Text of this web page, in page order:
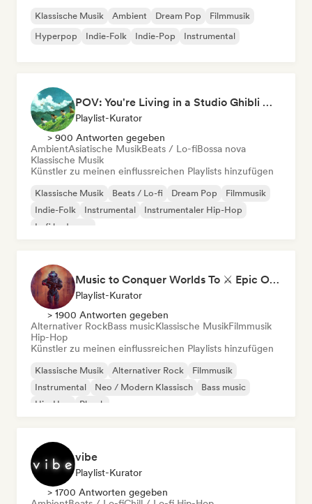
Klassische Musik Ambient Dream Pop
Filmmusik
Hyperpop
Indie-Folk Indie-Pop Instrumental
POV: You're Living in a Studio Ghibli Movie 🌱 Neo-Classical Piano & Dream Pop
Playlist-Kurator
> 900 Antworten gegeben
AmbientAsiatische MusikBeats / Lo-fiBossa nova
Klassische Musik
Künstler zu meinen einflussreichen Playlists hinzufügen
Klassische Musik Beats / Lo-fi Dream Pop
Filmmusik
Indie-Folk
Instrumental
Instrumentaler Hip-Hop
Lofi bedroom
Music to Conquer Worlds To ⚔️ Epic Orchestral, Cinematic & Trailer Music
Playlist-Kurator
> 1900 Antworten gegeben
Alternativer RockBass musicKlassische MusikFilmmusik
Hip-Hop
Künstler zu meinen einflussreichen Playlists hinzufügen
Klassische Musik Alternativer Rock
Filmmusik
Instrumental
Neo / Modern Klassisch
Bass music
Hip-Hop
Phonk
vibe
Playlist-Kurator
> 1700 Antworten gegeben